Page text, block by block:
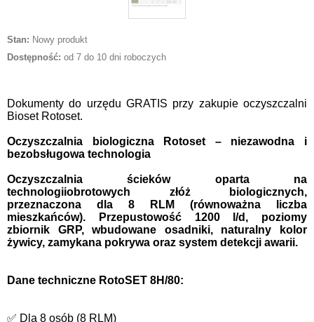
Stan: Nowy produkt
Dostępność: od 7 do 10 dni roboczych
Dokumenty do urzędu GRATIS przy zakupie oczyszczalni
Bioset Rotoset.
Oczyszczalnia biologiczna Rotoset – niezawodna i
bezobsługowa technologia
Oczyszczalnia ścieków oparta na
technologiiobrotowych złóż biologicznych,
przeznaczona dla 8 RLM (równoważna liczba
mieszkańców). Przepustowość 1200l/d , poziomy
zbiornik GRP, wbudowane osadniki, naturalny kolor
żywicy, zamykana pokrywa oraz system detekcji awarii.
Dane techniczne RotoSET 8H/80:
✅ Dla 8 osób (8 RLM)